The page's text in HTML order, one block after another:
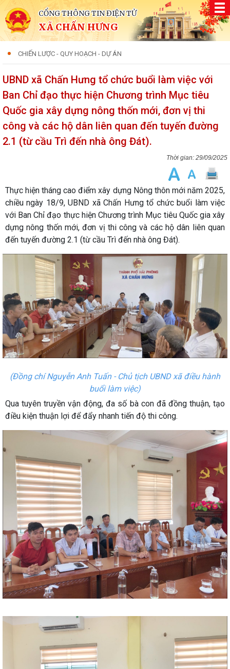
CỔNG THÔNG TIN ĐIỆN TỬ
XÃ CHẤN HƯNG
CHIẾN LƯỢC - QUY HOẠCH - DỰ ÁN
UBND xã Chấn Hưng tổ chức buổi làm việc với
Ban Chỉ đạo thực hiện Chương trình Mục tiêu
Quốc gia xây dựng nông thốn mới, đơn vị thi
công và các hộ dân liên quan đến tuyến đường
2.1 (từ cầu Trì đến nhà ông Đát).
29/09/2025
Thực hiện tháng cao điểm xây dựng Nông thôn mới năm 2025,
chiều ngày 18/9, UBND xã Chấn Hưng tổ chức buổi làm việc
với Ban Chỉ đạo thực hiện Chương trình Mục tiêu Quốc gia xây
dựng nông thốn mới, đơn vị thi công và các hộ dân liên quan
đến tuyến đường 2.1 (từ cầu Trì đến nhà ông Đát).
(Đồng chí Nguyễn Anh Tuấn - Chủ tịch UBND xã điều hành
buổi làm việc)
Qua tuyên truyền vận động, đa số bà con đã đồng thuận, tạo
điều kiện thuận lợi để đẩy nhanh tiến độ thi công.